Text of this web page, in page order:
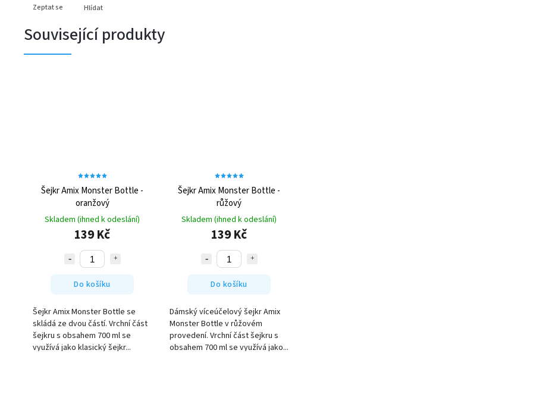
Zeptat se Hlídat
Související produkty
Šejkr Amix Monster Bottle -
oranžový
Skladem (ihned k odeslání)
139 Kč
Do košíku
Šejkr Amix Monster Bottle se
skládá ze dvou částí. Vrchní část
šejkru s obsahem 700 ml se
využívá jako klasický šejkr...
Šejkr Amix Monster Bottle -
růžový
Skladem (ihned k odeslání)
139 Kč
Do košíku
Dámský víceúčelový šejkr Amix
Monster Bottle v růžovém
provedení. Vrchní část šejkru s
obsahem 700 ml se využívá jako...